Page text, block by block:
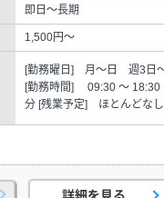
即日～長期
1,500円～
[勤務曜日] 月～日 週3日
[勤務時間] 09:30 ～ 18:30
分 [残業予定] ほとんどな
詳細を見る